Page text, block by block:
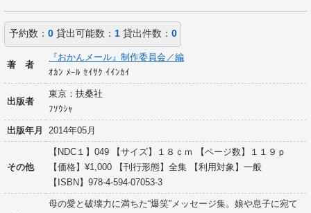
予約数： 0貸出可能数： 1貸出件数： 0
著 者
『おかんメール』制作委員会／編
ｵｶﾝ ﾒｰﾙ ｾｲｻｸ ｲｲﾝｶｲ
出版者
東京：扶桑社
ﾌｿｳｼｬ
出版年月 2014年05月
その他
【NDC１】049 【サイズ】１８ｃｍ 【ページ数】１１９ｐ
【価格】¥1,000 【刊行形態】全集 【利用対象】一般
【ISBN】978-4-594-07053-3
母の愛と破壊力に満ちた“爆笑”メッセージ集。娘や息子に宛て